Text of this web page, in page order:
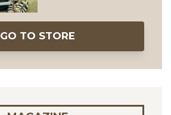
GO TO STORE